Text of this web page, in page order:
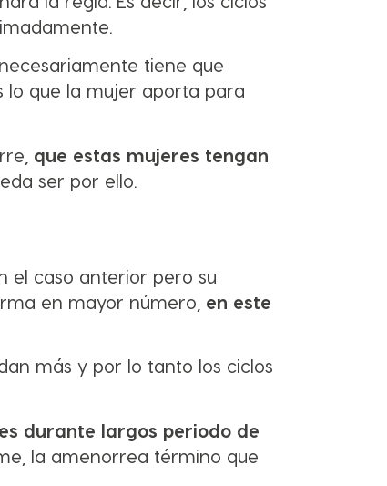
tiene que
lo que la mujer aporta para
que estas mujeres tengan
ser por ello.
el caso anterior pero su
en mayor número, en este
más y por lo tanto los ciclos
durante largos periodo de
la amenorrea término que